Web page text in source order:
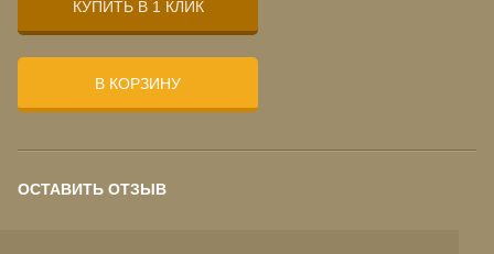
КУПИТЬ В 1 КЛИК
В КОРЗИНУ
ОСТАВИТЬ ОТЗЫВ